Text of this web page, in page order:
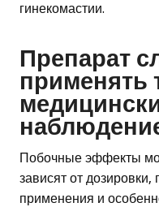
гинекомастии.
Препарат
применять
Побочные эффекты
зависят от дозировки,
применения и